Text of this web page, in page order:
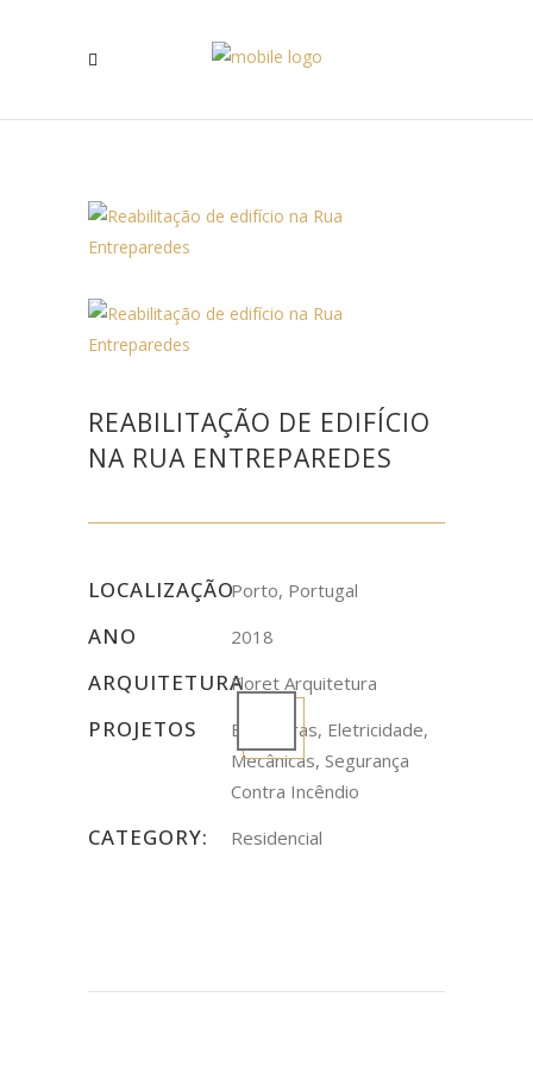
REABILITAÇÃO DE EDIFÍCIO
NA RUA ENTREPAREDES
LOCALIZAÇÃOPorto, Portugal
ANO 2018
ARQUITETURAFloret Arquitetura
PROJETOS
Estruturas, Eletricidade,
Mecânicas, Segurança
Contra Incêndio
CATEGORY: Residencial